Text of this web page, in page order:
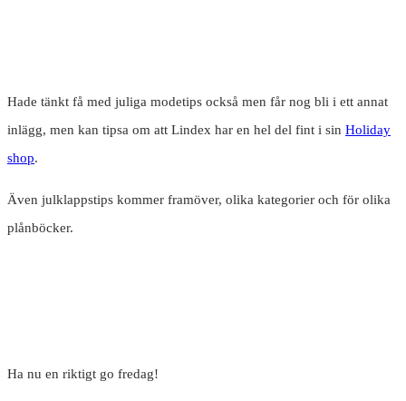
Hade tänkt få med juliga modetips också men får nog bli i ett annat
inlägg, men kan tipsa om att Lindex har en hel del fint i sin Holiday
shop.
Även julklappstips kommer framöver, olika kategorier och för olika
plånböcker.
Ha nu en riktigt go fredag!